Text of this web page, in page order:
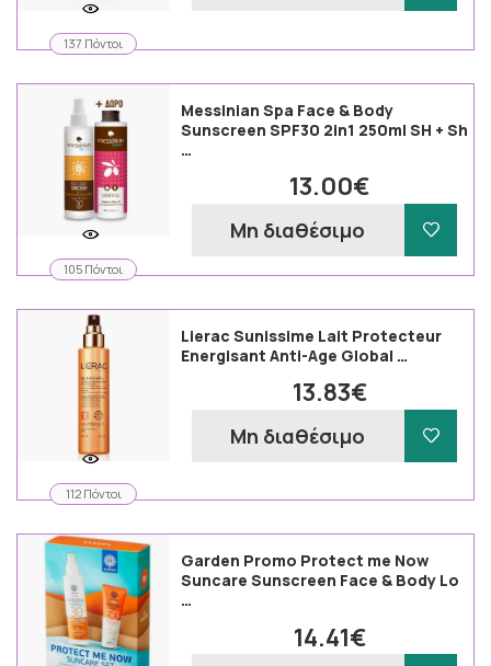
137 Πόντοι
105 Πόντοι
Messinian Spa Face & Body
Sunscreen SPF30 2in1 250ml SH + Sh
…
13.00€
Μη διαθέσιμο
112 Πόντοι
Lierac Sunissime Lait Protecteur
Energisant Anti-Age Global …
13.83€
Μη διαθέσιμο
Garden Promo Protect me Now
Suncare Sunscreen Face & Body Lo
…
14.41€